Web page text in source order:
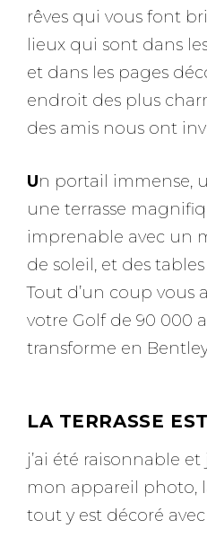
rêves qui vous font
lieux qui sont dans
et dans les pages
endroit des plus
des amis nous ont
Un portail immense,
une terrasse
imprenable avec un
de soleil, et des
Tout d’un coup vous
votre Golf de 90 000
transforme en
LA TERRASSE
j’ai été raisonnable et
mon appareil photo,
tout y est décoré